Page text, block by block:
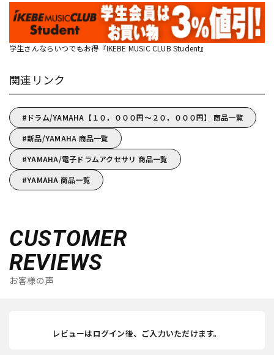
学生さんならいつでもお得『IKEBE MUSIC CLUB Student』
関連リンク
ドラム/YAMAHA【１０，０００円～２０，０００円】 商品一覧
新品/YAMAHA 商品一覧
YAMAHA/電子ドラムアクセサリ 商品一覧
YAMAHA 商品一覧
CUSTOMER
REVIEWS
お客様の声
レビューはログイン後、ご入力いただけます。